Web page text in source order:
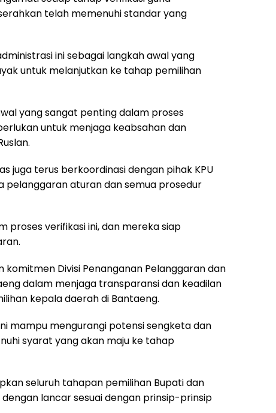
telah memenuhi standar yang
ini sebagai langkah awal yang
untuk melanjutkan ke tahap pemilihan
yang sangat penting dalam proses
untuk menjaga keabsahan dan
juga terus berkoordinasi dengan pihak KPU
pelanggaran aturan dan semua prosedur
proses verifikasi ini, dan mereka siap
komitmen Divisi Penanganan Pelanggaran dan
dalam menjaga transparansi dan keadilan
kepala daerah di Bantaeng.
mampu mengurangi potensi sengketa dan
syarat yang akan maju ke tahap
seluruh tahapan pemilihan Bupati dan
lancar sesuai dengan prinsip-prinsip